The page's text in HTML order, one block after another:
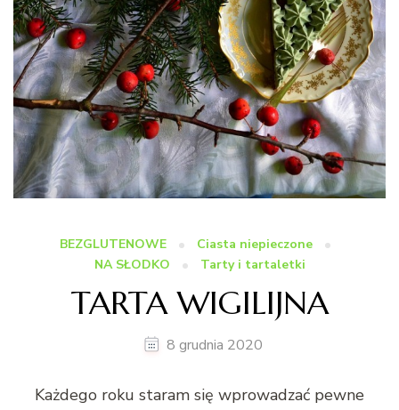
BEZGLUTENOWE
Ciasta niepieczone
NA SŁODKO
Tarty i tartaletki
TARTA WIGILIJNA
8 grudnia 2020
Każdego roku staram się wprowadzać pewne